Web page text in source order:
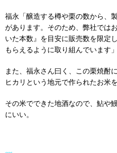
福永「醸造する樽や栗の数から、
があります。そのため、弊社では
いた本数』を目安に販売数を限定
もらえるように取り組んでいます」
また、福永さん曰く、この栗焼酎
ヒカリという地元で作られたお米
その米でできた地酒なので、鮎や
にいい。